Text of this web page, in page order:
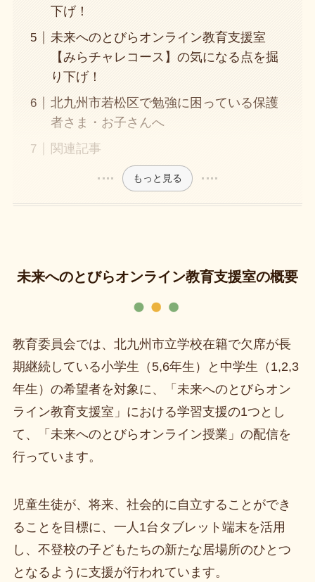
下げ！
未来へのとびらオンライン教育支援室
【みらチャレコース】の気になる点を掘
り下げ！
北九州市若松区で勉強に困っている保護
者さま・お子さんへ
関連記事
もっと見る
未来へのとびらオンライン教育支援室の概要
教育委員会では、北九州市立学校在籍で欠席が長
期継続している小学生（5,6年生）と中学生（1,2,3
年生）の希望者を対象に、「未来へのとびらオン
ライン教育支援室」における学習支援の1つとし
て、「未来へのとびらオンライン授業」の配信を
行っています。
児童生徒が、将来、社会的に自立することができ
ることを目標に、一人1台タブレット端末を活用
し、不登校の子どもたちの新たな居場所のひとつ
となるように支援が行われています。